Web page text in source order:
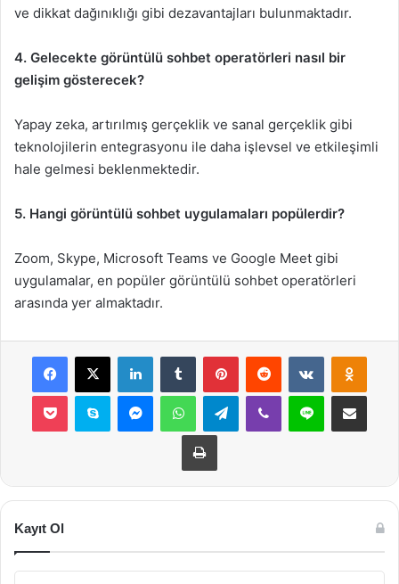
ve dikkat dağınıklığı gibi dezavantajları bulunmaktadır.
4. Gelecekte görüntülü sohbet operatörleri nasıl bir
gelişim gösterecek?
Yapay zeka, artırılmış gerçeklik ve sanal gerçeklik gibi
teknolojilerin entegrasyonu ile daha işlevsel ve etkileşimli
hale gelmesi beklenmektedir.
5. Hangi görüntülü sohbet uygulamaları popülerdir?
Zoom, Skype, Microsoft Teams ve Google Meet gibi
uygulamalar, en popüler görüntülü sohbet operatörleri
arasında yer almaktadır.
Facebook
X LinkedInTumblr PinterestReddit VKontakte
Pocket Skype MessengerWhatsAppTelegramViber Line E-Posta ile
Yazdır
Kayıt Ol